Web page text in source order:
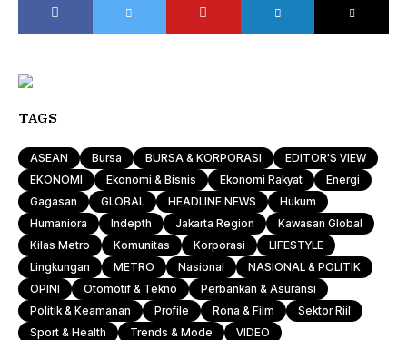
TAGS
ASEAN Bursa BURSA & KORPORASI
EDITOR'S VIEW
EKONOMI
Ekonomi & Bisnis Ekonomi Rakyat
Energi
Gagasan
GLOBAL HEADLINE NEWS
Hukum
Humaniora
Indepth Jakarta Region
Kawasan Global
Kilas Metro
Komunitas Korporasi
LIFESTYLE
Lingkungan
METRO Nasional
NASIONAL & POLITIK
OPINI
Otomotif & Tekno
Perbankan & Asuransi
Politik & Keamanan
Profile Rona & Film
Sektor Riil
Sport & Health
Trends & Mode
VIDEO